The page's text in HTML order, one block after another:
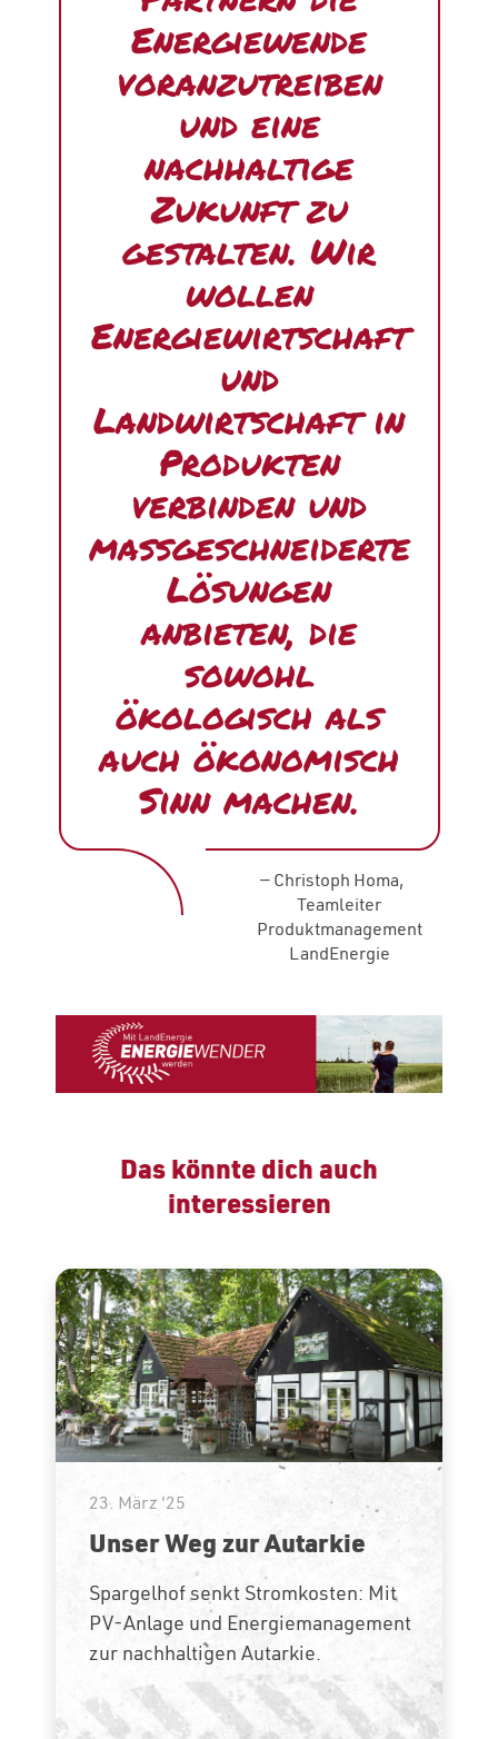
Energiewende
voranzutreiben
und eine
nachhaltige
Zukunft zu
gestalten. Wir
wollen
Energiewirtschaft
und
Landwirtschaft in
Produkten
verbinden und
maßgeschneiderte
Lösungen
anbieten, die
sowohl
ökologisch als
auch ökonomisch
Sinn machen.
Christoph Homa,
Teamleiter
Produktmanagement
LandEnergie
Das könnte dich auch
interessieren
23. März '25
Unser Weg zur Autarkie
Spargelhof senkt Stromkosten: Mit
PV-Anlage und Energiemanagement
zur nachhaltigen Autarkie.